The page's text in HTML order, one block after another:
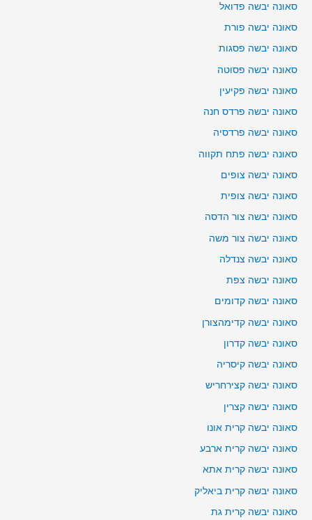
סאונה יבשה פדואל
סאונה יבשה פורת
סאונה יבשה פסגות
סאונה יבשה פסוטה
סאונה יבשה פקיעין
סאונה יבשה פרדס חנה
סאונה יבשה פרדסיה
סאונה יבשה פתח תקווה
סאונה יבשה צופים
סאונה יבשה צופית
סאונה יבשה צור הדסה
סאונה יבשה צור משה
סאונה יבשה צנדלה
סאונה יבשה צפת
סאונה יבשה קדומים
סאונה יבשה קדימהצורן
סאונה יבשה קדרון
סאונה יבשה קיסריה
סאונה יבשה קצירחריש
סאונה יבשה קצרין
סאונה יבשה קרית אונו
סאונה יבשה קרית ארבע
סאונה יבשה קרית אתא
סאונה יבשה קרית ביאליק
סאונה יבשה קרית גת